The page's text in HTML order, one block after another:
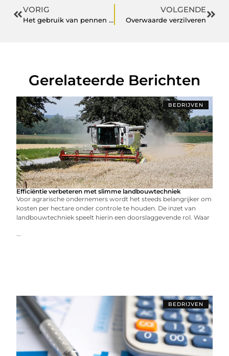
VORIG
Het gebruik van pennen in het dagelijkse leven
VOLGENDE
Overwaarde verzilveren
Gerelateerde Berichten
BEDRIJVEN
Efficiëntie verbeteren met slimme landbouwtechniek
Voor agrarische ondernemers wordt het steeds belangrijker om
kosten per hectare onder controle te houden. De inzet van
landbouwtechniek speelt hierin een doorslaggevende rol. Waar
...
BEDRIJVEN